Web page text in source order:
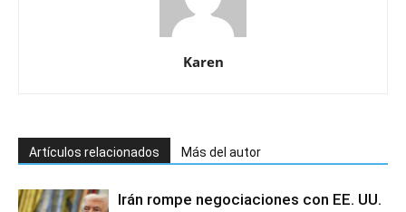
Karen
Artículos relacionados Más del autor
Irán rompe negociaciones con EE. UU.